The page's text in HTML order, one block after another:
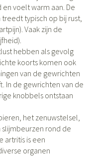
voelt warm aan. De
typisch op bij rust,
Vaak zijn de
hebben als gevolg
koorts komen ook
van de gewrichten
In de gewrichten van de
knobbels ontstaan
het zenuwstelsel,
rond de
artritis is een
organen